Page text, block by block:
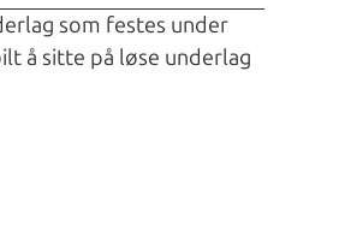
som festes under
å sitte på løse underlag